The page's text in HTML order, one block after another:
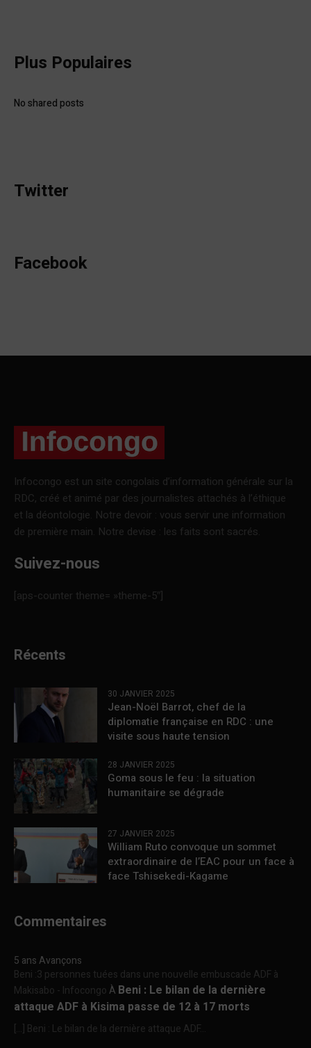
Plus Populaires
No shared posts
Twitter
Facebook
Infocongo est un site congolais d’information générale sur la
RDC, créé et animé par des journalistes attachés à l’éthique
et la déontologie. Notre devoir : vous servir une information
de première main. Notre devise : les faits sont sacrés.
Suivez-nous
[aps-counter theme= »theme-5″]
Récents
30 JANVIER 2025
Jean-Noël Barrot, chef de la
diplomatie française en RDC : une
visite sous haute tension
28 JANVIER 2025
Goma sous le feu : la situation
humanitaire se dégrade
27 JANVIER 2025
William Ruto convoque un sommet
extraordinaire de l’EAC pour un face à
face Tshisekedi-Kagame
Commentaires
5 ans Avançons
Beni :3 personnes tuées dans une nouvelle embuscade ADF à
Makisabo - InfocongoÀ Beni : Le bilan de la dernière
attaque ADF à Kisima passe de 12 à 17 morts
[…] Beni : Le bilan de la dernière attaque ADF...